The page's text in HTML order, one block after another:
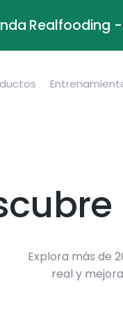
Explora más de
real y